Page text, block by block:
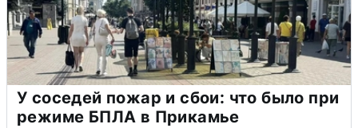
У соседей пожар и сбои: что было при
режиме БПЛА в Прикамье